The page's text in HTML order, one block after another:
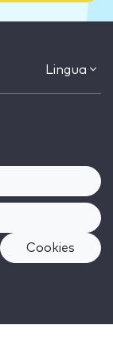
Lingua
Cookies